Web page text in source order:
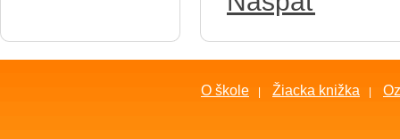
O škole Žiacka knižka